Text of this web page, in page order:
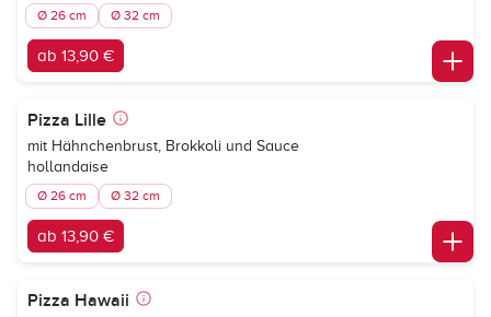
Ø 26 cm Ø 32 cm
ab 13,90 €
Pizza Lille
mit Hähnchenbrust, Brokkoli und Sauce
hollandaise
Ø 26 cm Ø 32 cm
ab 13,90 €
Pizza Hawaii